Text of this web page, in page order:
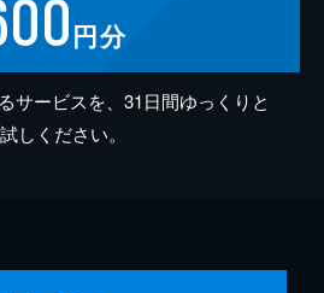
円分
サービスを、31日間ゆっくりと
しください。